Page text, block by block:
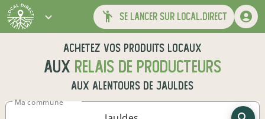
se lancer sur local.direct
Achetez vos produits locaux
aux relais de producteurs
aux alentours deJauldes
Ma commune